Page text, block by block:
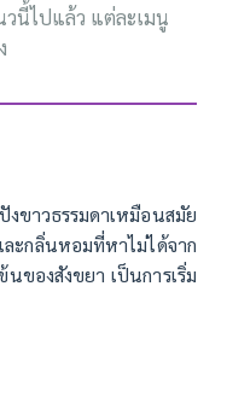
วนี้ไปแล้ว แต่ละเมนู
าวธรรมดาเหมือนสมัย
ะกลิ่นหอมที่หาไม่ได้จาก
ของสังขยา เป็นการเริ่ม